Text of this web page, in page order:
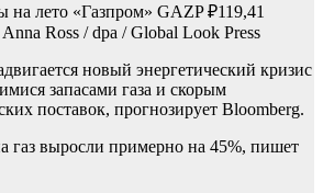
на лето «Газпром» GAZP₽119,41
Ross / dpa / Global Look Press
новый энергетический кризис
запасами газа и скорым
поставок, прогнозирует Bloomberg.
газ выросли примерно на 45%, пишет